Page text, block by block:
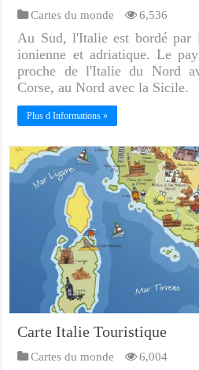
Cartes du monde 6,536
Au Sud, l'Italie est bordé par
ionienne et adriatique. Le
proche de l'Italie du Nord
Corse, au Nord avec la Sicile.
Plus d Informations »
Carte Italie Touristique
Cartes du monde 6,004